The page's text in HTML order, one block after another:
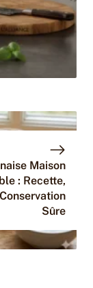
Maison
: Recette,
Sûre